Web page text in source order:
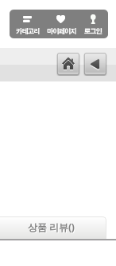
상품 리뷰()